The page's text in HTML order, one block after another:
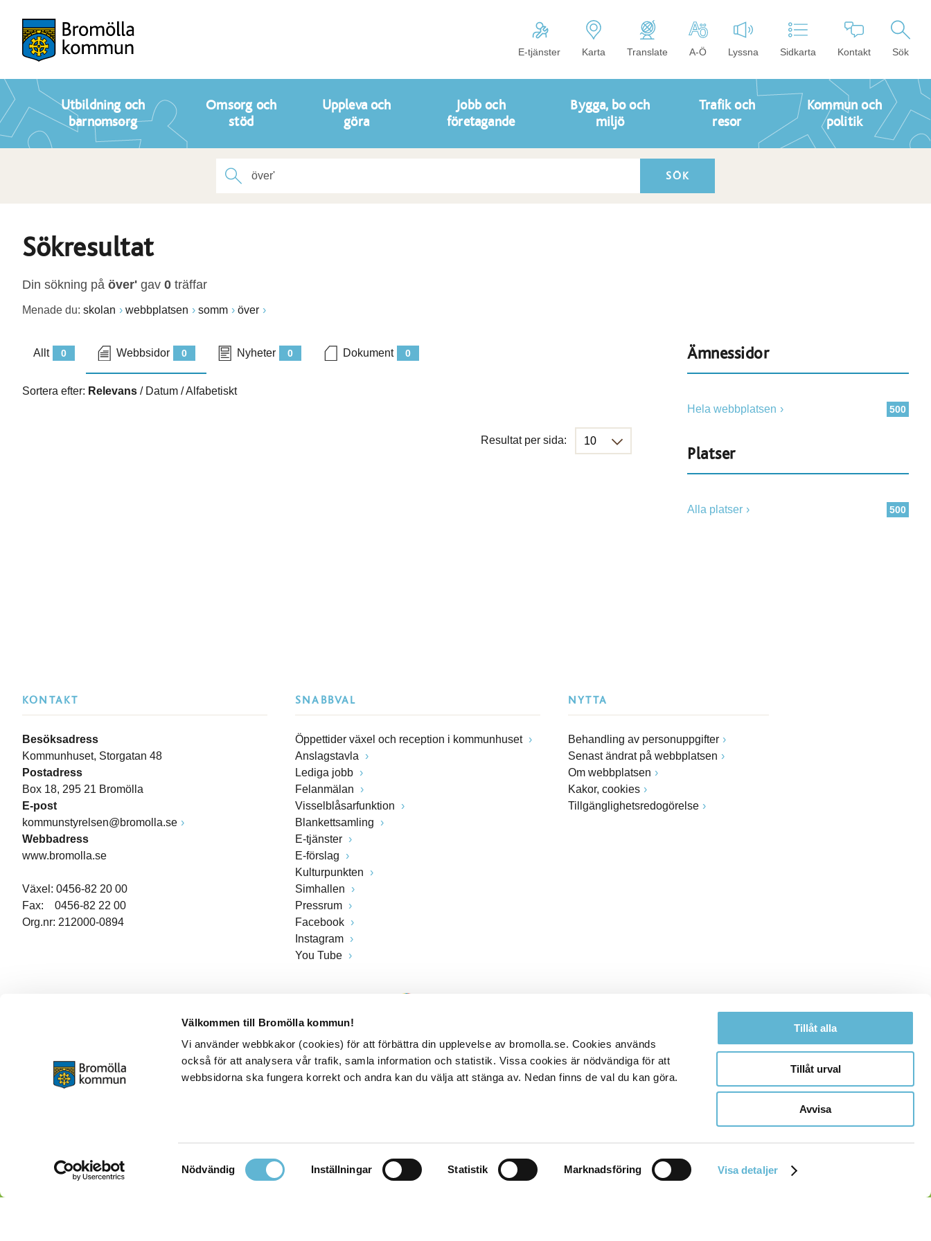
Välkommen till Bromölla kommun!
Vi använder webbkakor (cookies) för att förbättra din upplevelse av bromolla.se. Cookies används
också för att analysera vår trafik, samla information och statistik. Vissa cookies är nödvändiga för att
webbsidorna ska fungera korrekt och andra kan du välja att stänga av. Nedan finns de val du kan göra.
Samtyckesval
Nödvändig Inställningar Statistik Marknadsföring Visa detaljer
Tillåt alla
Tillåt urval
Avvisa
E-tjänster Karta Translate A-Ö Lyssna Sidkarta Kontakt Sök
Utbildning och
barnomsorg
Omsorg och
stöd
Uppleva och
göra
Jobb och
företagande
Bygga, bo och
miljö
Trafik och
resor
Kommun och
politik
Sökresultat
Din sökning på över' gav 0 träffar
Menade du: skolan webbplatsen somm över
0
Allt 0
Webbsidor 0
Nyheter 0
Dokument
Sortera efter: Relevans / Datum /Alfabetiskt
Resultat per sida:
Ämnessidor
500
Hela webbplatsen
Platser
500
Alla platser
KONTAKT
Besöksadress
Kommunhuset, Storgatan 48
Postadress
Box 18, 295 21 Bromölla
E-post
kommunstyrelsen@bromolla.se
Webbadress
www.bromolla.se
Växel: 0456-82 20 00
Fax: 0456-82 22 00
Org.nr: 212000-0894
SNABBVAL
Öppettider växel och reception i kommunhuset
Anslagstavla
Lediga jobb
Felanmälan
Visselblåsarfunktion
Blankettsamling
E-tjänster
E-förslag
Kulturpunkten
Simhallen
Pressrum
Facebook
Instagram
You Tube
NYTTA
Behandling av personuppgifter
Senast ändrat på webbplatsen
Om webbplatsen
Kakor, cookies
Tillgänglighetsredogörelse